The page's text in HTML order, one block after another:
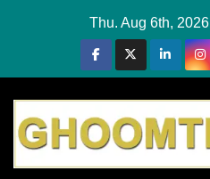
Thu. Aug 6th, 2026